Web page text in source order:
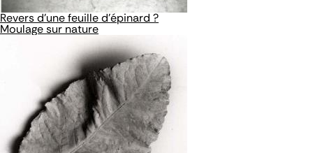
Revers d'une feuille d'épinard ?
Moulage sur nature